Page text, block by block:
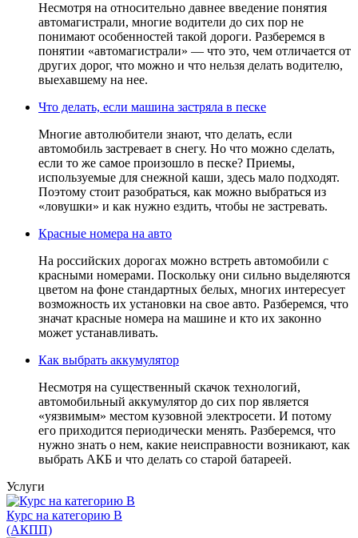
Несмотря на относительно давнее введение понятия
автомагистрали, многие водители до сих пор не
понимают особенностей такой дороги. Разберемся в
понятии «автомагистрали» — что это, чем отличается от
других дорог, что можно и что нельзя делать водителю,
выехавшему на нее.
Что делать, если машина застряла в песке
Многие автолюбители знают, что делать, если
автомобиль застревает в снегу. Но что можно сделать,
если то же самое произошло в песке? Приемы,
используемые для снежной каши, здесь мало подходят.
Поэтому стоит разобраться, как можно выбраться из
«ловушки» и как нужно ездить, чтобы не застревать.
Красные номера на авто
На российских дорогах можно встреть автомобили с
красными номерами. Поскольку они сильно выделяются
цветом на фоне стандартных белых, многих интересует
возможность их установки на свое авто. Разберемся, что
значат красные номера на машине и кто их законно
может устанавливать.
Как выбрать аккумулятор
Несмотря на существенный скачок технологий,
автомобильный аккумулятор до сих пор является
«уязвимым» местом кузовной электросети. И потому
его приходится периодически менять. Разберемся, что
нужно знать о нем, какие неисправности возникают, как
выбрать АКБ и что делать со старой батареей.
Услуги
Курс на категорию В
(АКПП)